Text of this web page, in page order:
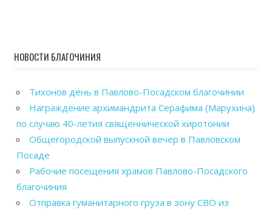
НОВОСТИ БЛАГОЧИНИЯ
Тихонов день в Павлово-Посадском благочинии
Награждение архимандрита Серафима (Марухина)
по случаю 40-летия священнической хиротонии
Общегородской выпускной вечер в Павловском
Посаде
Рабочие посещения храмов Павлово-Посадского
благочиния
Отправка гуманитарного груза в зону СВО из